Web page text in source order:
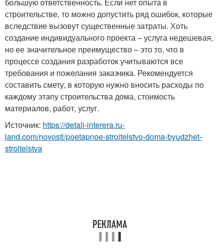
строительстве, то можно допустить ряд ошибок, которые
вследствие вызовут существенные затраты. Хоть
создание индивидуального проекта – услуга недешевая,
но ее значительное преимущество – это то, что в
процессе создания разработок учитываются все
требования и пожелания заказчика. Рекомендуется
составить смету, в которую нужно вносить расходы по
каждому этапу строительства дома, стоимость
материалов, работ, услуг.
Источник: https://detali-interera.ru-
land.com/novosti/poetapnoe-stroitelstvo-doma-byudzhet-
stroitelstva